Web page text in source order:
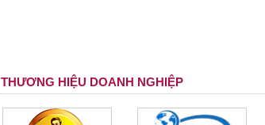
THƯƠNG HIỆU DOANH NGHIỆP